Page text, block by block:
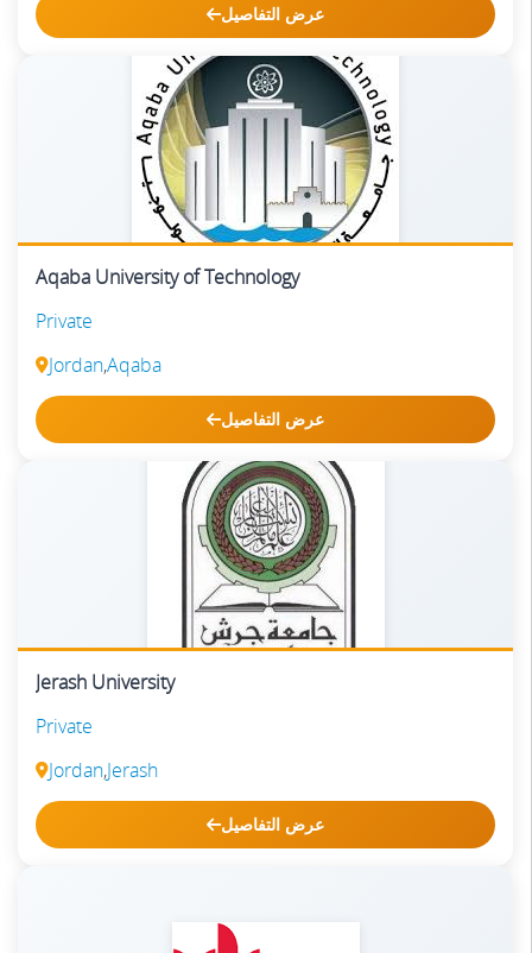
عرض التفاصيل
Aqaba University of Technology
Private
Jordan,Aqaba
عرض التفاصيل
Jerash University
Private
Jordan,Jerash
عرض التفاصيل